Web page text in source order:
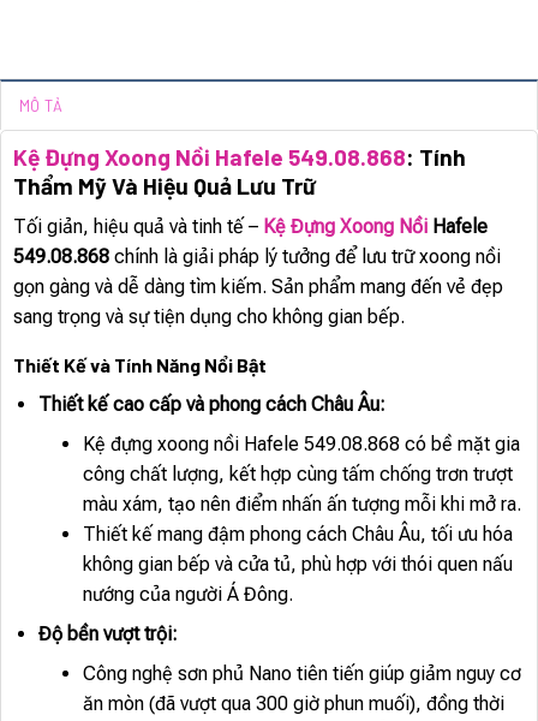
MÔ TẢ
Kệ Đựng Xoong Nồi Hafele 549.08.868: Tính
Thẩm Mỹ Và Hiệu Quả Lưu Trữ
Tối giản, hiệu quả và tinh tế – Kệ Đựng Xoong Nồi Hafele
549.08.868 chính là giải pháp lý tưởng để lưu trữ xoong nồi
gọn gàng và dễ dàng tìm kiếm. Sản phẩm mang đến vẻ đẹp
sang trọng và sự tiện dụng cho không gian bếp.
Thiết Kế và Tính Năng Nổi Bật
Thiết kế cao cấp và phong cách Châu Âu:
Kệ đựng xoong nồi Hafele 549.08.868 có bề mặt gia
công chất lượng, kết hợp cùng tấm chống trơn trượt
màu xám, tạo nên điểm nhấn ấn tượng mỗi khi mở ra.
Thiết kế mang đậm phong cách Châu Âu, tối ưu hóa
không gian bếp và cửa tủ, phù hợp với thói quen nấu
nướng của người Á Đông.
Độ bền vượt trội:
Công nghệ sơn phủ Nano tiên tiến giúp giảm nguy cơ
ăn mòn (đã vượt qua 300 giờ phun muối), đồng thời